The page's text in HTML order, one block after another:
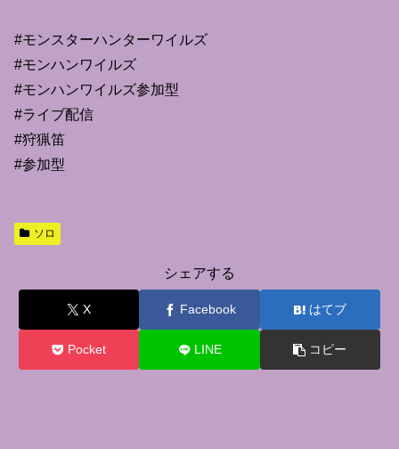
#モンスターハンターワイルズ
#モンハンワイルズ
#モンハンワイルズ参加型
#ライブ配信
#狩猟笛
#参加型
ソロ
シェアする
X Facebook はてブ
Pocket LINE コピー